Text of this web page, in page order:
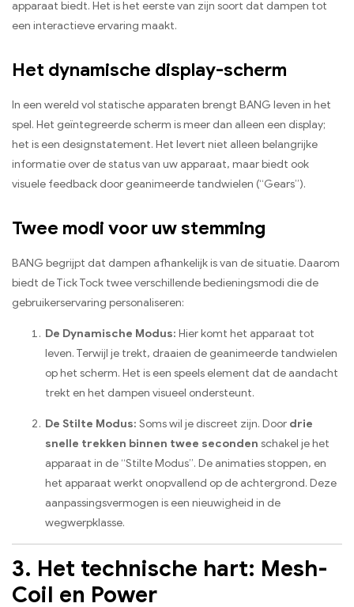
apparaat biedt. Het is het eerste van zijn soort dat dampen tot
een interactieve ervaring maakt.
Het dynamische display-scherm
In een wereld vol statische apparaten brengt BANG leven in het
spel. Het geïntegreerde scherm is meer dan alleen een display;
het is een designstatement. Het levert niet alleen belangrijke
informatie over de status van uw apparaat, maar biedt ook
visuele feedback door geanimeerde tandwielen (“Gears”).
Twee modi voor uw stemming
BANG begrijpt dat dampen afhankelijk is van de situatie. Daarom
biedt de Tick Tock twee verschillende bedieningsmodi die de
gebruikerservaring personaliseren:
De Dynamische Modus: Hier komt het apparaat tot
leven. Terwijl je trekt, draaien de geanimeerde tandwielen
op het scherm. Het is een speels element dat de aandacht
trekt en het dampen visueel ondersteunt.
De Stilte Modus: Soms wil je discreet zijn. Door drie
snelle trekken binnen twee seconden schakel je het
apparaat in de “Stilte Modus”. De animaties stoppen, en
het apparaat werkt onopvallend op de achtergrond. Deze
aanpassingsvermogen is een nieuwigheid in de
wegwerpklasse.
3. Het technische hart: Mesh-
Coil en Power